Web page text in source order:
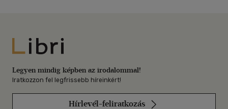
Libri
Legyen mindig képben az irodalommal!
Iratkozzon fel legfrissebb híreinkért!
Hírlevél-feliratkozás